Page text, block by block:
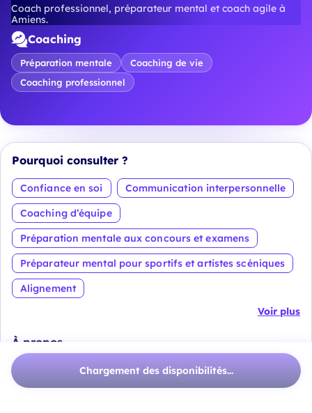
Coach professionnel, préparateur mental et coach agile à
Amiens.
Coaching
Préparation mentale
Coaching de vie
Coaching professionnel
Pourquoi consulter ?
Confiance en soi
Communication interpersonnelle
Coaching d’équipe
Préparation mentale aux concours et examens
Préparateur mental pour sportifs et artistes scéniques
Alignement
Voir plus
À propos
Mon parcours s’est construit à la croisée de l’humain,
du management et de la performance.
Chargement des disponibilités...